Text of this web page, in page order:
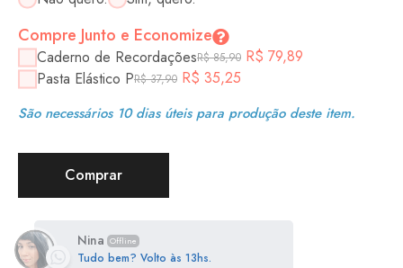
Compre Junto e Economize
Caderno de RecordaçõesR$85,90 R$ 79,89
Pasta Elástico PR$37,90 R$ 35,25
São necessários 10 dias úteis para produção deste item.
Comprar
Nina Offline
Tudo bem? Volto às 13hs.